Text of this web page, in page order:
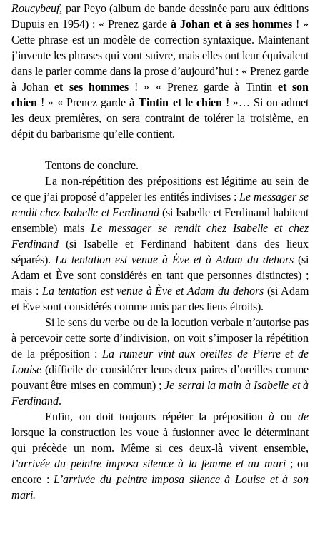
Roucybeuf, par Peyo (album de bande dessinée paru aux éditions
Dupuis en 1954) : « Prenez garde à Johan et à ses hommes ! »
Cette phrase est un modèle de correction syntaxique. Maintenant
j’invente les phrases qui vont suivre, mais elles ont leur équivalent
dans le parler comme dans la prose d’aujourd’hui : « Prenez garde
à Johanet ses hommes! » « Prenez garde à Tintin et son
chien ! » « Prenez gardeà Tintin et le chien ! »… Si on admet
les deux premières, on sera contraint de tolérer la troisième, en
dépit du barbarisme qu’elle contient.
Tentons de conclure.
La non-répétition des prépositions est légitime au sein de
ce que j’ai proposé d’appeler les entités indivises : Le messager se
rendit chez Isabelle et Ferdinand(si Isabelle et Ferdinand habitent
ensemble) mais Le messager se rendit chez Isabelle et chez
Ferdinand (si Isabelle et Ferdinand habitent dans des lieux
séparés). La tentation est venue à Ève et à Adam du dehors (si
Adam et Ève sont considérés en tant que personnes distinctes) ;
mais : La tentation est venue à Ève et Adam du dehors (si Adam
et Ève sont considérés comme unis par des liens étroits).
Si le sens du verbe ou de la locution verbale n’autorise pas
à percevoir cette sorte d’indivision, on voit s’imposer la répétition
de la préposition : La rumeur vint aux oreilles de Pierre et de
Louise (difficile de considérer leurs deux paires d’oreilles comme
pouvant être mises en commun) ;Je serrai la main à Isabelle et à
Ferdinand.
Enfin, on doit toujours répéter la prépositionà oude
lorsque la construction les voue à fusionner avec le déterminant
qui précède un nom. Même si ces deux-là vivent ensemble,
l’arrivée du peintre imposa silence à la femme et au mari; ou
encore : L’arrivée du peintre imposa silence à Louise et à son
mari.